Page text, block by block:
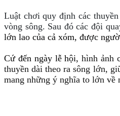
Luật chơi quy định các
vòng sông. Sau đó các đội
lớn lao của cả xóm, được
Cứ đến ngày lễ hội, hình ảnh
thuyền dài theo ra sông lớn,
mang những ý nghĩa to lớn về